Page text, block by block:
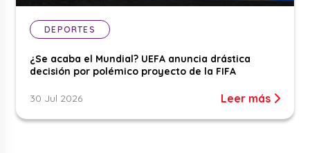
DEPORTES
¿Se acaba el Mundial? UEFA anuncia drástica
decisión por polémico proyecto de la FIFA
30 Jul 2026 Leer más